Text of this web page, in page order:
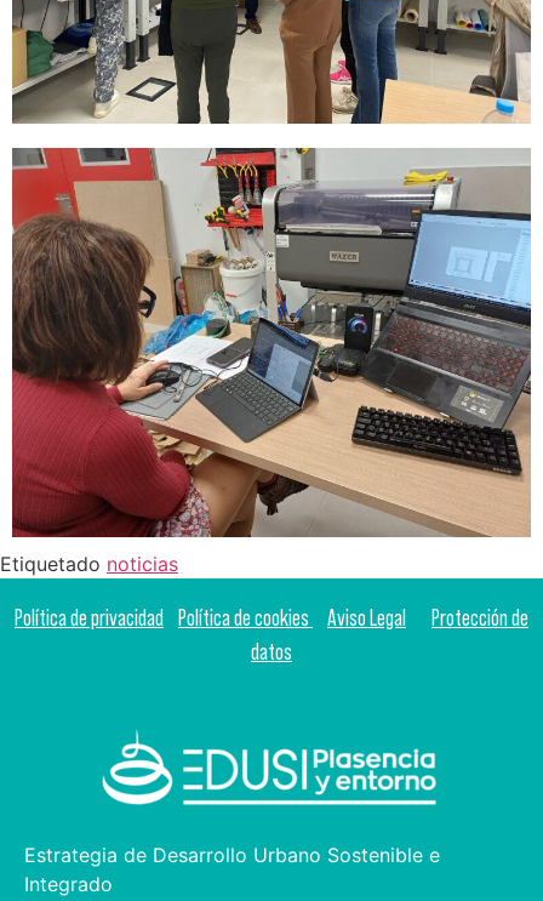
Etiquetado noticias
Política de privacidad Política de cookies Aviso Legal
Protección de
datos
Estrategia de Desarrollo Urbano Sostenible e
Integrado